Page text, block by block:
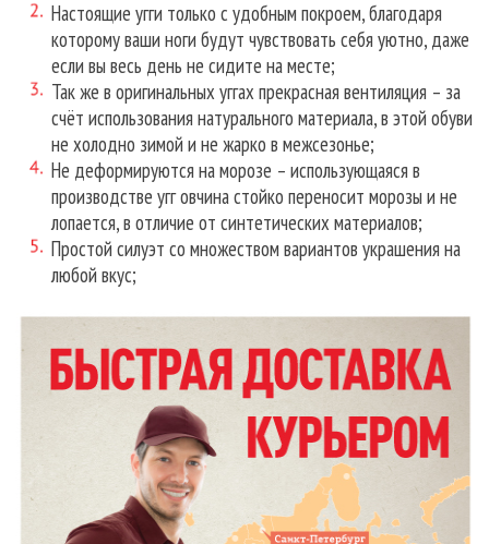
Настоящие угги только с удобным покроем, благодаря
которому ваши ноги будут чувствовать себя уютно, даже
если вы весь день не сидите на месте;
Так же в оригинальных уггах прекрасная вентиляция – за
счёт использования натурального материала, в этой обуви
не холодно зимой и не жарко в межсезонье;
Не деформируются на морозе – использующаяся в
производстве угг овчина стойко переносит морозы и не
лопается, в отличие от синтетических материалов;
Простой силуэт со множеством вариантов украшения на
любой вкус;